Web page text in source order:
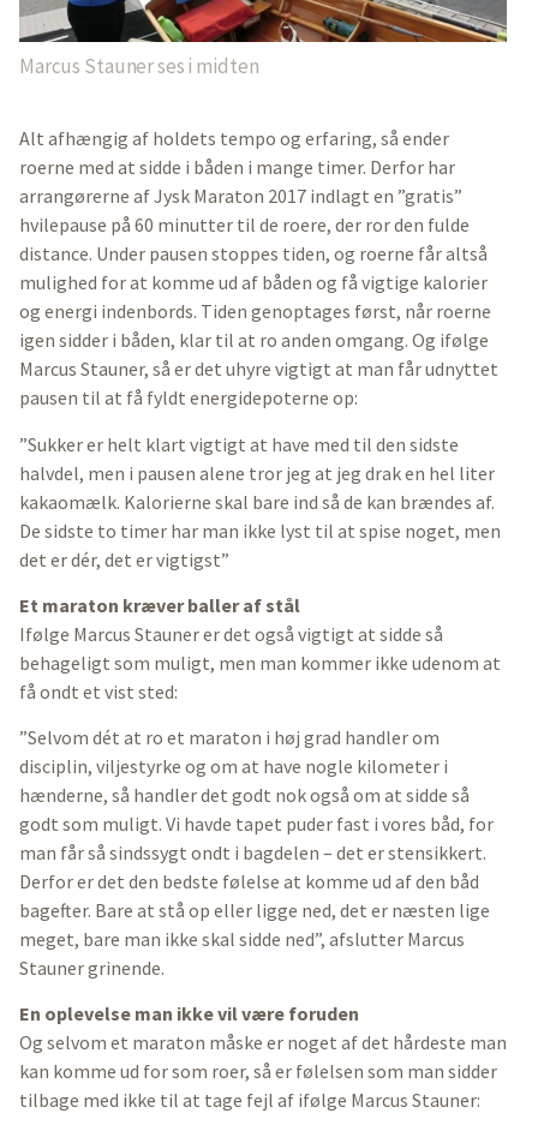
Marcus Stauner ses i midten
Alt afhængig af holdets tempo og erfaring, så ender
roerne med at sidde i båden i mange timer. Derfor har
arrangørerne af Jysk Maraton 2017 indlagt en ”gratis”
hvilepause på 60 minutter til de roere, der ror den fulde
distance. Under pausen stoppes tiden, og roerne får altså
mulighed for at komme ud af båden og få vigtige kalorier
og energi indenbords. Tiden genoptages først, når roerne
igen sidder i båden, klar til at ro anden omgang. Og ifølge
Marcus Stauner, så er det uhyre vigtigt at man får udnyttet
pausen til at få fyldt energidepoterne op:
”Sukker er helt klart vigtigt at have med til den sidste
halvdel, men i pausen alene tror jeg at jeg drak en hel liter
kakaomælk. Kalorierne skal bare ind så de kan brændes af.
De sidste to timer har man ikke lyst til at spise noget, men
det er dér, det er vigtigst”
Et maraton kræver baller af stål
Ifølge Marcus Stauner er det også vigtigt at sidde så
behageligt som muligt, men man kommer ikke udenom at
få ondt et vist sted:
”Selvom dét at ro et maraton i høj grad handler om
disciplin, viljestyrke og om at have nogle kilometer i
hænderne, så handler det godt nok også om at sidde så
godt som muligt. Vi havde tapet puder fast i vores båd, for
man får så sindssygt ondt i bagdelen – det er stensikkert.
Derfor er det den bedste følelse at komme ud af den båd
bagefter. Bare at stå op eller ligge ned, det er næsten lige
meget, bare man ikke skal sidde ned”, afslutter Marcus
Stauner grinende.
En oplevelse man ikke vil være foruden
Og selvom et maraton måske er noget af det hårdeste man
kan komme ud for som roer, så er følelsen som man sidder
tilbage med ikke til at tage fejl af ifølge Marcus Stauner: